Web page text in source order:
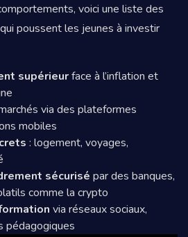
voici une liste des
poussent les jeunes à investir
supérieurface à l’inflation et
via des plateformes
mobiles
: logement, voyages,
sécurisé par des banques,
comme la crypto
via réseaux sociaux,
pédagogiques